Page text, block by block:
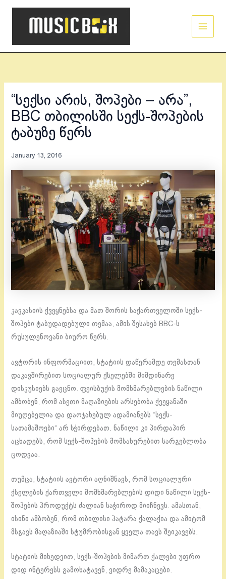
Skip
“სექსი არის, შოპები – არა”,
BBC თბილისში სექს-შოპების
ტაბუზე წერს
January 13, 2016
კავკასიის ქვეყნებსა და მათ შორის საქართველოში სექს-
შოპები ტაბუდადებული თემაა, ამის შესახებ BBC-ს
რუსულენოვანი ბიურო წერს.
ავტორის ინფორმაციით, სტატიის დაწერამდე თემასთან
დაკავშირებით სოციალურ ქსელებში მიმდინარე
დისკუსიებს გაეცნო. ფეისბუქის მომხმარებლების ნაწილი
ამბობენ, რომ ასეთი მაღაზიების არსებობა ქვეყანაში
მიუღებელია და დაოჯახებულ ადამიანებს “სექს-
სათამაშოები“ არ სჭირდებათ. ნაწილი კი პირდაპირ
აცხადებს, რომ სექს-შოპების მომსახურებით სარგებლობა
ცოდვაა.
თუმცა, სტატიის ავტორი აღნიშნავს, რომ სოციალური
ქსელების ქართველი მომხმარებლების დიდი ნაწილი სექს-
შოპების პროდუქტს ძალიან საჭიროდ მიიჩნევს. ამასთან,
ისინი ამბობენ, რომ თბილისი პატარა ქალაქია და ამიტომ
მსგავს მაღაზიაში სტუმრობისგან ყველა თავს შეიკავებს.
სტატიის მიხედვით, სექს-შოპების მიმართ ქალები უფრო
დიდ ინტერესს გამოხატავენ, ვიდრე მამაკაცები.